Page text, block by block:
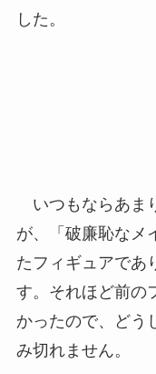
した。
いつもならあま
が、「破廉恥なメ
たフィギュアであ
す。それほど前の
かったので、どう
み切れません。